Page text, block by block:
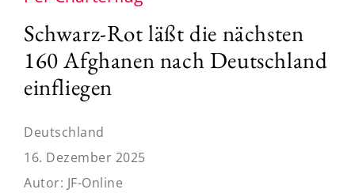
Schwarz-Rot läßt die nächsten
160 Afghanen nach Deutschland
einfliegen
Deutschland
16. Dezember 2025
Autor: JF-Online